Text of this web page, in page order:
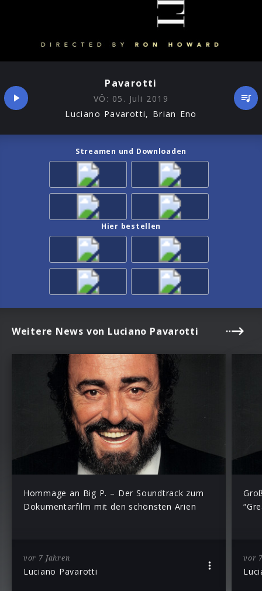
Pavarotti
VÖ: 05. Juli 2019
Luciano Pavarotti, Brian Eno
Streamen und Downloaden
Hier bestellen
Weitere News von Luciano Pavarotti
Hommage an Big P. – Der Soundtrack zum
Dokumentarfilm mit den schönsten Arien
vor 7 Jahren
Luciano Pavarotti
vor